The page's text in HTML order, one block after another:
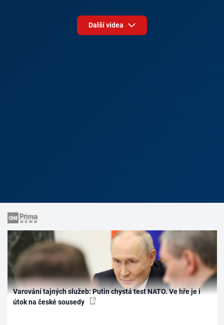
Další videa
Varování tajných služeb: Putin chystá test NATO. Ve hře je i
útok na české sousedy